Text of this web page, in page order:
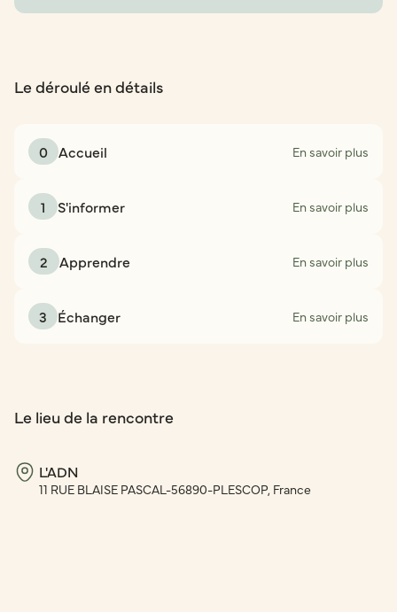
Le déroulé en détails
0 Accueil En savoir plus
1 S'informer En savoir plus
2 Apprendre En savoir plus
3 Échanger En savoir plus
Le lieu de la rencontre
L'ADN
11 RUE BLAISE PASCAL-56890-PLESCOP, France